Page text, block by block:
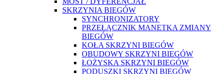
SKRZYNIA BIEGÓW
SYNCHRONIZATORY
PRZEŁĄCZNIK MANETKA ZMIANY
BIEGÓW
KOŁA SKRZYNI BIEGÓW
OBUDOWY SKRZYNI BIEGÓW
ŁOŻYSKA SKRZYNI BIEGÓW
PODUSZKI SKRZYNI BIEGÓW